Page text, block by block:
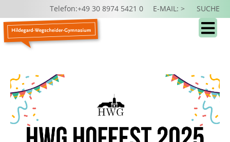
Telefon:+49 30 8974 5421 0 E-MAIL: > SUCHE